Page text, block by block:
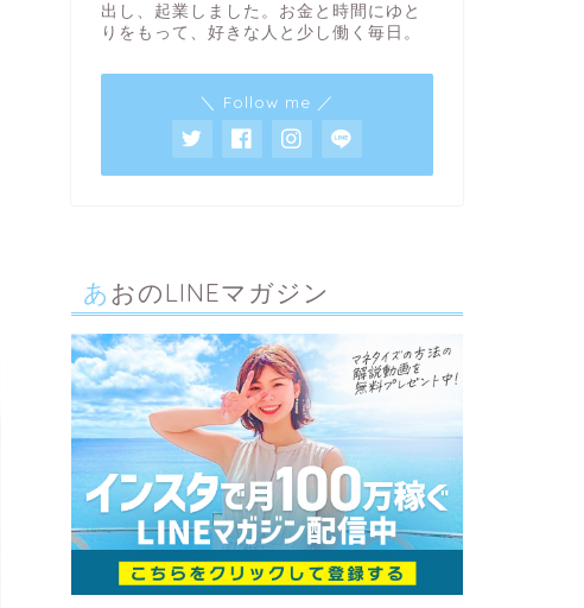
出し、起業しました。お金と時間にゆと
りをもって、好きな人と少し働く毎日。
＼ Follow me ／
あおのLINEマガジン